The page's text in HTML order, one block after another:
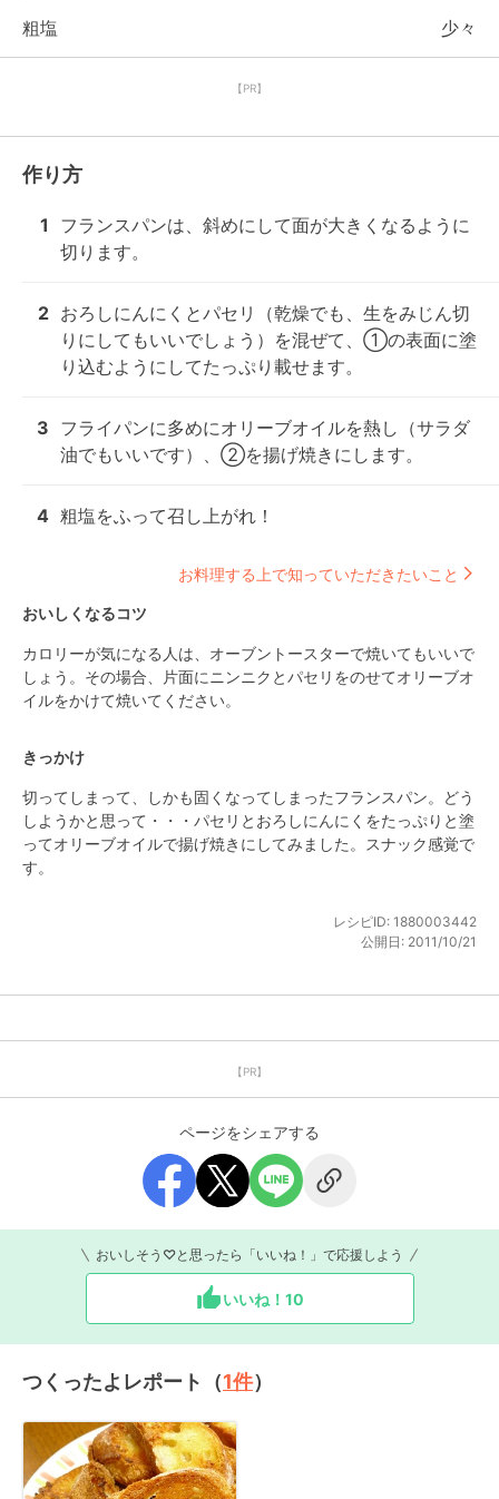
粗塩 少々
【PR】
作り方
1
フランスパンは、斜めにして面が大きくなるように
切ります。
2 おろしにんにくとパセリ（乾燥でも、生をみじん切
りにしてもいいでしょう）を混ぜて、①の表面に塗
り込むようにしてたっぷり載せます。
3 フライパンに多めにオリーブオイルを熱し（サラダ
油でもいいです）、②を揚げ焼きにします。
4 粗塩をふって召し上がれ！
お料理する上で知っていただきたいこと
おいしくなるコツ
カロリーが気になる人は、オーブントースターで焼いてもいいで
しょう。その場合、片面にニンニクとパセリをのせてオリーブオ
イルをかけて焼いてください。
きっかけ
切ってしまって、しかも固くなってしまったフランスパン。どう
しようかと思って・・・パセリとおろしにんにくをたっぷりと塗
ってオリーブオイルで揚げ焼きにしてみました。スナック感覚で
す。
レシピID: 1880003442
公開日: 2011/10/21
【PR】
ページをシェアする
おいしそう♡と思ったら「いいね！」で応援しよう
いいね！ 10
つくったよレポート（1件）